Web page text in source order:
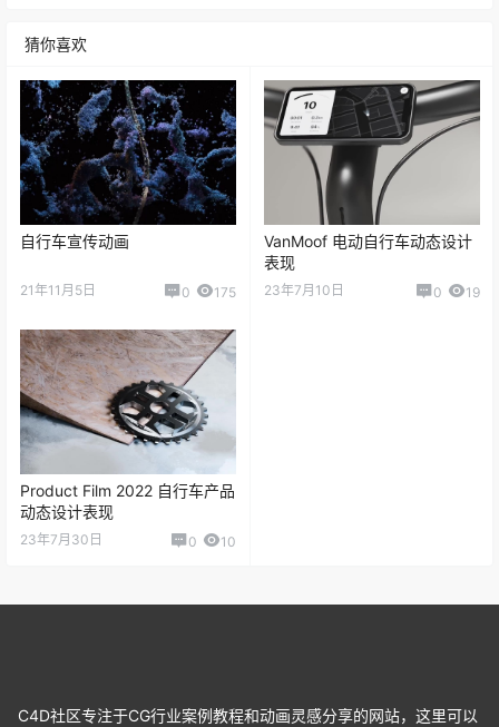
猜你喜欢
自行车宣传动画
21年11月5日 0 175
VanMoof 电动自行车动态设计
表现
23年7月10日 0 19
Product Film 2022 自行车产品
动态设计表现
23年7月30日 0 10
C4D社区专注于CG行业案例教程和动画灵感分享的网站，这里可以